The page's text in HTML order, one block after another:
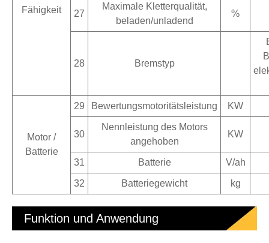
Fähigkeit 27
Maximale Kletterqualität,
beladen/unladend
%
28 Bremstyp
Motor /
Batterie
29 Bewertungsmotoritätsleistung KW
30
Nennleistung des Motors
angehoben
KW
31 Batterie V/ah
32 Batteriegewicht kg
Funktion und Anwendung